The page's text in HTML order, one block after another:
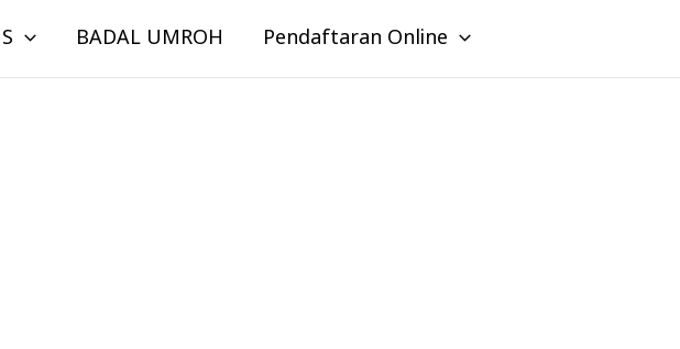
BADAL UMROH Pendaftaran Online